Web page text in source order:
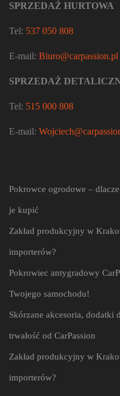
SPRZEDAŻ HURTOWA
Tel: 537 050 808
E-mail: Biuro@carpassion.pl
SPRZEDAŻ
Tel: 515 000 808
E-mail:
Pokrowce ogrodowe –
je kupić
Zakład produkcyjny w
importerów?
Pokrowiec antygradowy
Twojego samochodu!
Skórzane akcesoria, dodatki
trwałość od CarPassion
Zakład produkcyjny w
importerów?